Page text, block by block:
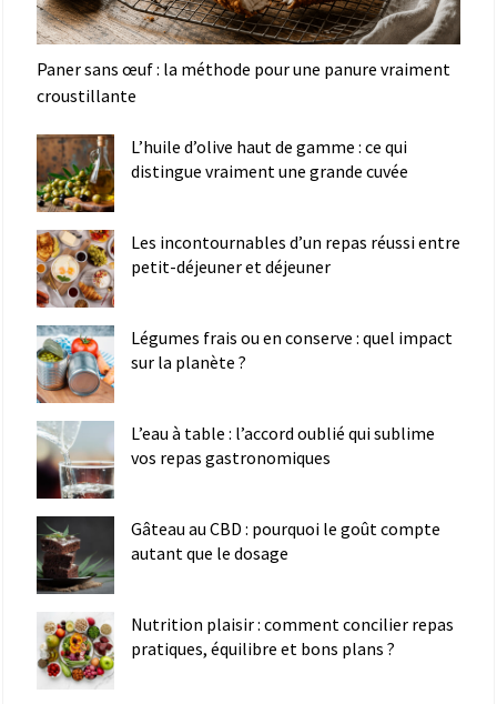
Paner sans œuf : la méthode pour une panure vraiment
croustillante
L’huile d’olive haut de gamme : ce qui
distingue vraiment une grande cuvée
Les incontournables d’un repas réussi entre
petit-déjeuner et déjeuner
Légumes frais ou en conserve : quel impact
sur la planète ?
L’eau à table : l’accord oublié qui sublime
vos repas gastronomiques
Gâteau au CBD : pourquoi le goût compte
autant que le dosage
Nutrition plaisir : comment concilier repas
pratiques, équilibre et bons plans ?